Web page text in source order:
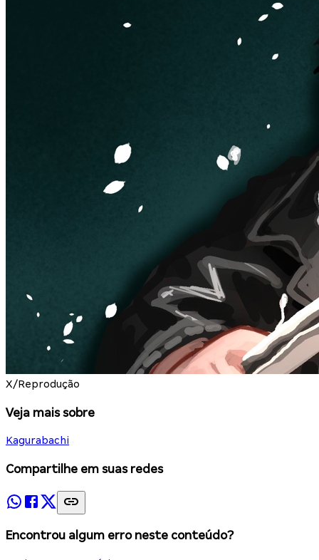
X/Reprodução
Veja mais sobre
Kagurabachi
Compartilhe em suas redes
Encontrou algum erro neste conteúdo?